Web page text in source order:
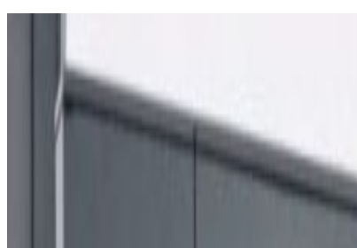
फाइजर र बायोएनटेकले थाले